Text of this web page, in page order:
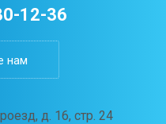
12-36
нам
д. 16, стр. 24